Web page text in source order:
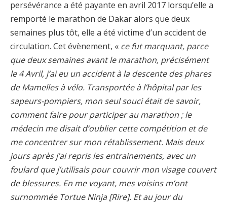
persévérance a été payante en avril 2017 lorsqu’elle a
remporté le marathon de Dakar alors que deux
semaines plus tôt, elle a été victime d’un accident de
circulation. Cet évènement, « ce fut marquant, parce
que deux semaines avant le marathon, précisément
le 4 Avril, j’ai eu un accident à la descente des phares
de Mamelles à vélo. Transportée à l’hôpital par les
sapeurs-pompiers, mon seul souci était de savoir,
comment faire pour participer au marathon ; le
médecin me disait d’oublier cette compétition et de
me concentrer sur mon rétablissement. Mais deux
jours après j’ai repris les entrainements, avec un
foulard que j’utilisais pour couvrir mon visage couvert
de blessures. En me voyant, mes voisins m’ont
surnommée Tortue Ninja [Rire]. Et au jour du